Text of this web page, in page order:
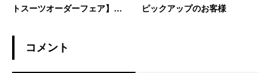
トスーツオーダーフェア】【N
開催中】【サーフボード高額
買取・サーフボード委託販
売】
ピックアップのお客様
コメント